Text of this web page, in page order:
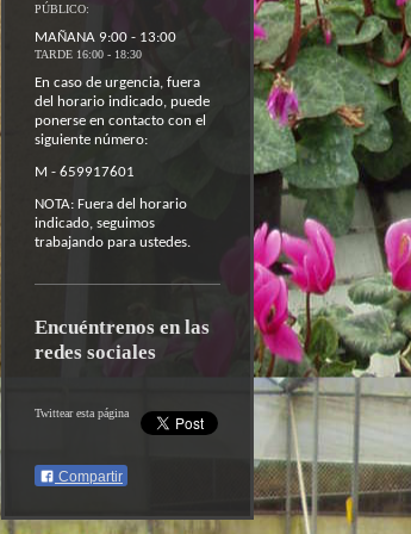
PÚBLICO:
MAÑANA 9:00 - 13:00
TARDE 16:00 - 18:30
En caso de urgencia, fuera
del horario indicado, puede
ponerse en contacto con el
siguiente número:
M - 659917601
NOTA: Fuera del horario
indicado, seguimos
trabajando para ustedes.
Encuéntrenos en las
redes sociales
Twittear esta página
Compartir